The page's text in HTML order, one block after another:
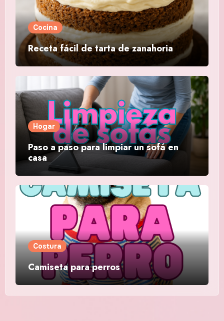
Cocina
Receta fácil de tarta de zanahoria
Hogar
Paso a paso para limpiar un sofá en
casa
Costura
Camiseta para perros